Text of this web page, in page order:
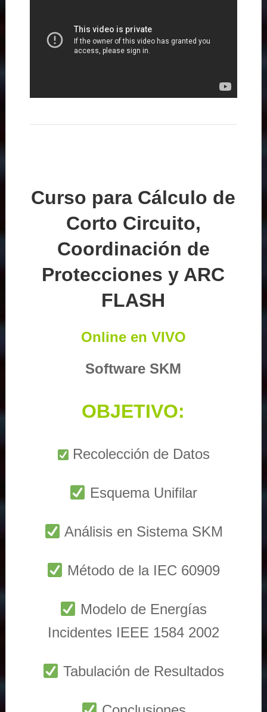
Curso para Cálculo de
Corto Circuito,
Coordinación de
Protecciones y ARC
FLASH
Online en VIVO
Software SKM
OBJETIVO:
Recolección de Datos
Esquema Unifilar
Análisis en Sistema SKM
Método de la IEC 60909
Modelo de Energías
Incidentes IEEE 1584 2002
Tabulación de Resultados